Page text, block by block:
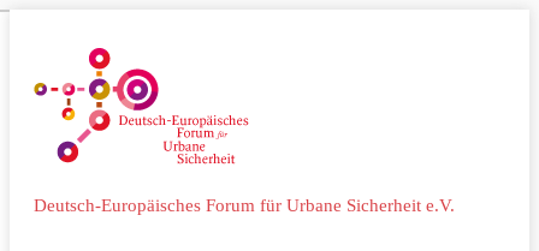
Deutsch-Europäisches Forum für Urbane Sicherheit e.V.